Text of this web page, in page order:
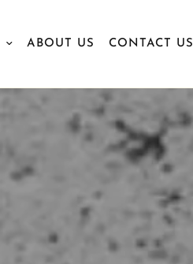
ABOUT US CONTACT US